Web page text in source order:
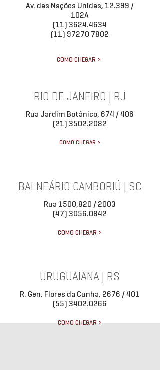
Av. das Nações Unidas, 12.399 /
102A
(11) 3624.4634
(11) 97270 7802
COMO CHEGAR >
RIO DE JANEIRO | RJ
Rua Jardim Botânico, 674 / 406
(21) 3502.2082
COMO CHEGAR >
BALNEÁRIO CAMBORIÚ | SC
Rua 1500,820 / 2003
(47) 3056.0842
COMO CHEGAR >
URUGUAIANA | RS
R. Gen. Flores da Cunha, 2676 / 401
(55) 3402.0266
COMO CHEGAR >